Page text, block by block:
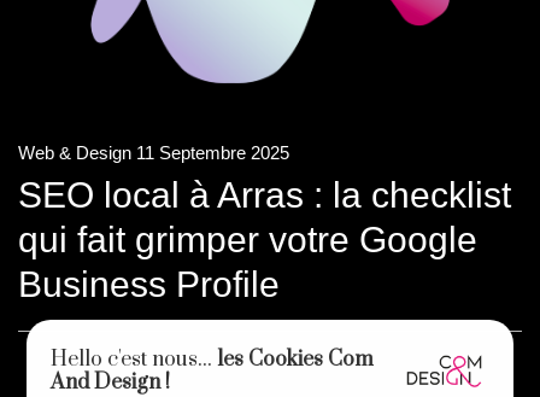
Web & Design 11 Septembre 2025
SEO local à Arras : la checklist
qui fait grimper votre Google
Business Profile
Hello c'est nous...les Cookies Com
And Design !